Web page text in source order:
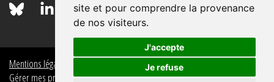
site et pour comprendre la provenance
de nos visiteurs.
J'accepte
Je refuse
Mentions légales
Politique de données personnelles
Gérer mes préférences de données personnelles